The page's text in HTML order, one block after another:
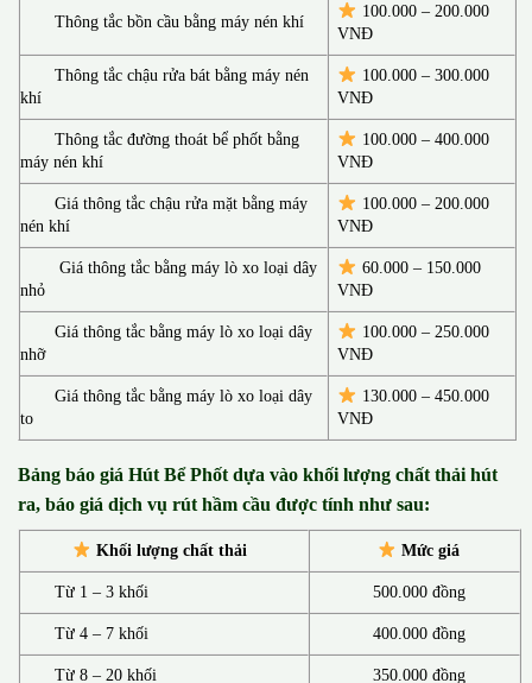
Thông tắc bồn cầu bằng máy nén khí
100.000 – 200.000
VNĐ
Thông tắc chậu rửa bát bằng máy nén
khí
100.000 – 300.000
VNĐ
Thông tắc đường thoát bể phốt bằng
máy nén khí
100.000 – 400.000
VNĐ
Giá thông tắc chậu rửa mặt bằng máy
nén khí
100.000 – 200.000
VNĐ
Giá thông tắc bằng máy lò xo loại dây
nhỏ
60.000 – 150.000
VNĐ
Giá thông tắc bằng máy lò xo loại dây
nhỡ
100.000 – 250.000
VNĐ
Giá thông tắc bằng máy lò xo loại dây
to
130.000 –450.000
VNĐ
Bảng báo giá Hút Bể Phốt dựa vào khối lượng chất thải hút
ra, báo giá dịch vụ rút hầm cầu được tính như sau:
Khối lượng chất thải Mức giá
Từ 1 – 3 khối 500.000 đồng
Từ 4 – 7 khối 400.000 đồng
Từ 8 – 20 khối 350.000 đồng